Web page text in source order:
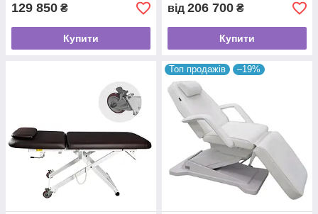
129 850 ₴
Купити
від 206 700 ₴
Купити
Топ продажів –19%